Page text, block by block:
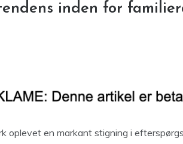
inden for
oplevet en markant stigning i